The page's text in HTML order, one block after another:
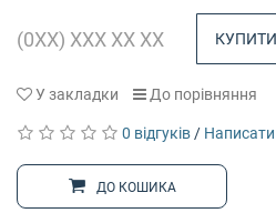
КУПИТИ
У закладки До порівняння
0 відгуків / Написати
ДО КОШИКА